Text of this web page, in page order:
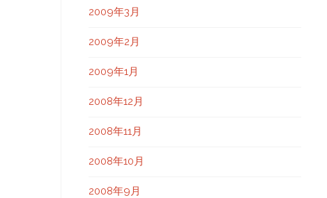
2009年3月
2009年2月
2009年1月
2008年12月
2008年11月
2008年10月
2008年9月